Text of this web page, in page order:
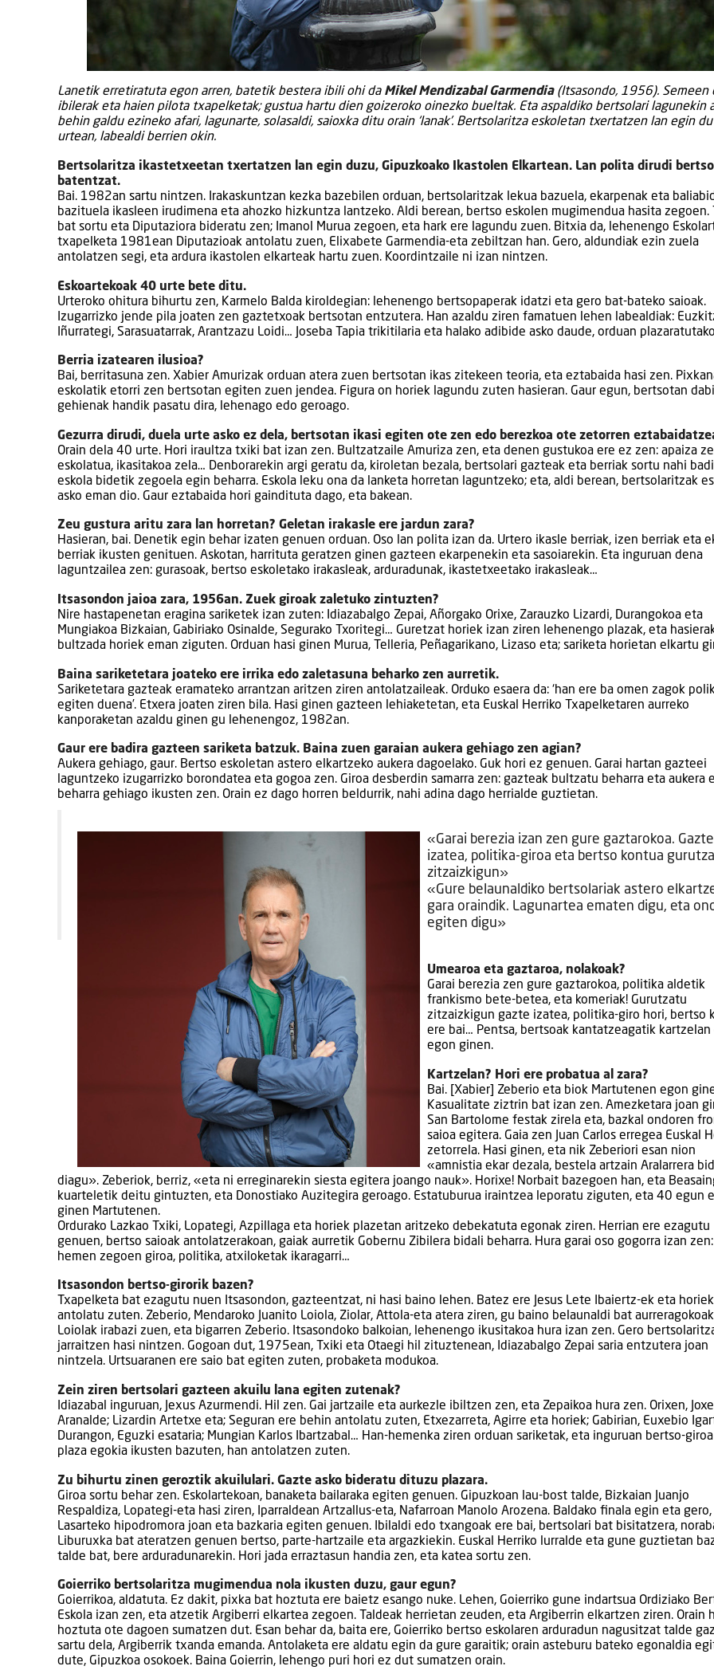
Lanetik erretiratuta egon arren, batetik bestera ibili ohi daMikel Mendizabal Garmendia(Itsasondo, 1956). Semeen
ibilerak eta haien pilota txapelketak; gustua hartu dien goizeroko oinezko bueltak. Eta aspaldiko bertsolari lagunekin
behin galdu ezineko afari, lagunarte, solasaldi, saioxka ditu orain ‘lanak’. Bertsolaritza eskoletan txertatzen lan egin
urtean, labealdi berrien okin.
Bertsolaritza ikastetxeetan txertatzen lan egin duzu, Gipuzkoako Ikastolen Elkartean. Lan polita dirudi
batentzat.
Bai. 1982an sartu nintzen. Irakaskuntzan kezka bazebilen orduan, bertsolaritzak lekua bazuela, ekarpenak eta
bazituela ikasleen irudimena eta ahozko hizkuntza lantzeko. Aldi berean, bertso eskolen mugimendua hasita zegoen.
bat sortu eta Diputaziora bideratu zen; Imanol Murua zegoen, eta hark ere lagundu zuen. Bitxia da, lehenengo
txapelketa 1981ean Diputazioak antolatu zuen, Elixabete Garmendia-eta zebiltzan han. Gero, aldundiak ezin zuela
antolatzen segi, eta ardura ikastolen elkarteak hartu zuen. Koordintzaile ni izan nintzen.
Eskoartekoak 40 urte bete ditu.
Urteroko ohitura bihurtu zen, Karmelo Balda kiroldegian: lehenengo bertsopaperak idatzi eta gero bat-bateko saioak.
Izugarrizko jende pila joaten zen gaztetxoak bertsotan entzutera. Han azaldu ziren famatuen lehen labealdiak:
Iñurrategi, Sarasuatarrak, Arantzazu Loidi… Joseba Tapia trikitilaria eta halako adibide asko daude, orduan
Berria izatearen ilusioa?
Bai, berritasuna zen. Xabier Amurizak orduan atera zuen bertsotan ikas zitekeen teoria, eta eztabaida hasi zen.
eskolatik etorri zen bertsotan egiten zuen jendea. Figura on horiek lagundu zuten hasieran. Gaur egun, bertsotan
gehienak handik pasatu dira, lehenago edo geroago.
Gezurra dirudi, duela urte asko ez dela, bertsotan ikasi egiten ote zen edo berezkoa ote zetorren
Orain dela 40 urte. Hori iraultza txiki bat izan zen. Bultzatzaile Amuriza zen, eta denen gustukoa ere ez zen: apaiza
eskolatua, ikasitakoa zela… Denborarekin argi geratu da, kiroletan bezala, bertsolari gazteak eta berriak sortu nahi
eskola bidetik zegoela egin beharra. Eskola leku ona da lanketa horretan laguntzeko; eta, aldi berean, bertsolaritzak
asko eman dio. Gaur eztabaida hori gaindituta dago, eta bakean.
Zeu gustura aritu zara lan horretan? Geletan irakasle ere jardun zara?
Hasieran, bai. Denetik egin behar izaten genuen orduan. Oso lan polita izan da. Urtero ikasle berriak, izen berriak eta
berriak ikusten genituen. Askotan, harrituta geratzen ginen gazteen ekarpenekin eta sasoiarekin. Eta inguruan dena
laguntzailea zen: gurasoak, bertso eskoletako irakasleak, arduradunak, ikastetxeetako irakasleak…
Itsasondon jaioa zara, 1956an. Zuek giroak zaletuko zintuzten?
Nire hastapenetan eragina sariketek izan zuten: Idiazabalgo Zepai, Añorgako Orixe, Zarauzko Lizardi, Durangokoa eta
Mungiakoa Bizkaian, Gabiriako Osinalde, Segurako Txoritegi… Guretzat horiek izan ziren lehenengo plazak, eta
bultzada horiek eman ziguten. Orduan hasi ginen Murua, Telleria, Peñagarikano, Lizaso eta; sariketa horietan elkartu
Baina sariketetara joateko ere irrika edo zaletasuna beharko zen aurretik.
Sariketetara gazteak eramateko arrantzan aritzen ziren antolatzaileak. Orduko esaera da: ‘han ere ba omen zagok
egiten duena’. Etxera joaten ziren bila. Hasi ginen gazteen lehiaketetan, eta Euskal Herriko Txapelketaren aurreko
kanporaketan azaldu ginen gu lehenengoz, 1982an.
Gaur ere badira gazteen sariketa batzuk. Baina zuen garaian aukera gehiago zen agian?
Aukera gehiago, gaur. Bertso eskoletan astero elkartzeko aukera dagoelako. Guk hori ez genuen. Garai hartan gazteei
laguntzeko izugarrizko borondatea eta gogoa zen. Giroa desberdin samarra zen: gazteak bultzatu beharra eta aukera
beharra gehiago ikusten zen. Orain ez dago horren beldurrik, nahi adina dago herrialde guztietan.
«Garai berezia izan zen gure gaztarokoa. Gazte
izatea, politika-giroa eta bertso kontua
zitzaizkigun»
«Gure belaunaldiko bertsolariak astero
gara oraindik. Lagunartea ematen digu, eta
egiten digu»
Umearoa eta gaztaroa, nolakoak?
Garai berezia zen gure gaztarokoa, politika aldetik
frankismo bete-betea, eta komeriak! Gurutzatu
zitzaizkigun gazte izatea, politika-giro hori, bertso
ere bai… Pentsa, bertsoak kantatzeagatik kartzelan
egon ginen.
Kartzelan? Hori ere probatua al zara?
Bai. [Xabier] Zeberio eta biok Martutenen egon
Kasualitate ziztrin bat izan zen. Amezketara joan
San Bartolome festak zirela eta, bazkal ondoren
saioa egitera. Gaia zen Juan Carlos erregea Euskal
zetorrela. Hasi ginen, eta nik Zeberiori esan nion
«amnistia ekar dezala, bestela artzain Aralarrera
diagu». Zeberiok, berriz, «eta ni erreginarekin siesta egitera joango nauk». Horixe! Norbait bazegoen han, eta
kuarteletik deitu gintuzten, eta Donostiako Auzitegira geroago. Estatuburua iraintzea leporatu ziguten, eta 40 egun
ginen Martutenen.
Ordurako Lazkao Txiki, Lopategi, Azpillaga eta horiek plazetan aritzeko debekatuta egonak ziren. Herrian ere ezagutu
genuen, bertso saioak antolatzerakoan, gaiak aurretik Gobernu Zibilera bidali beharra. Hura garai oso gogorra izan zen:
hemen zegoen giroa, politika, atxiloketak ikaragarri…
Itsasondon bertso-girorik bazen?
Txapelketa bat ezagutu nuen Itsasondon, gazteentzat, ni hasi baino lehen. Batez ere Jesus Lete Ibaiertz-ek eta horiek
antolatu zuten. Zeberio, Mendaroko Juanito Loiola, Ziolar, Attola-eta atera ziren, gu baino belaunaldi bat
Loiolak irabazi zuen, eta bigarren Zeberio. Itsasondoko balkoian, lehenengo ikusitakoa hura izan zen. Gero
jarraitzen hasi nintzen. Gogoan dut, 1975ean, Txiki eta Otaegi hil zituztenean, Idiazabalgo Zepai saria entzutera joan
nintzela. Urtsuaranen ere saio bat egiten zuten, probaketa modukoa.
Zein ziren bertsolari gazteen akuilu lana egiten zutenak?
Idiazabal inguruan, Jexus Azurmendi. Hil zen. Gai jartzaile eta aurkezle ibiltzen zen, eta Zepaikoa hura zen. Orixen,
Aranalde; Lizardin Artetxe eta; Seguran ere behin antolatu zuten, Etxezarreta, Agirre eta horiek; Gabirian, Euxebio
Durangon, Eguzki esataria; Mungian Karlos Ibartzabal… Han-hemenka ziren orduan sariketak, eta inguruan bertso-
plaza egokia ikusten bazuten, han antolatzen zuten.
Zu bihurtu zinen geroztik akuilulari. Gazte asko bideratu dituzu plazara.
Giroa sortu behar zen. Eskolartekoan, banaketa bailaraka egiten genuen. Gipuzkoan lau-bost talde, Bizkaian Juanjo
Respaldiza, Lopategi-eta hasi ziren, Iparraldean Artzallus-eta, Nafarroan Manolo Arozena. Baldako finala egin eta gero,
Lasarteko hipodromora joan eta bazkaria egiten genuen. Ibilaldi edo txangoak ere bai, bertsolari bat bisitatzera,
Liburuxka bat ateratzen genuen bertso, parte-hartzaile eta argazkiekin. Euskal Herriko lurralde eta gune guztietan
talde bat, bere arduradunarekin. Hori jada erraztasun handia zen, eta katea sortu zen.
Goierriko bertsolaritza mugimendua nola ikusten duzu, gaur egun?
Goierrikoa, aldatuta. Ez dakit, pixka bat hoztuta ere baietz esango nuke. Lehen, Goierriko gune indartsua Ordiziako
Eskola izan zen, eta atzetik Argiberri elkartea zegoen. Taldeak herrietan zeuden, eta Argiberrin elkartzen ziren. Orain
hoztuta ote dagoen sumatzen dut. Esan behar da, baita ere, Goierriko bertso eskolaren arduradun nagusitzat talde
sartu dela, Argiberrik txanda emanda. Antolaketa ere aldatu egin da gure garaitik; orain asteburu bateko egonaldia
dute, Gipuzkoa osokoek. Baina Goierrin, lehengo puri hori ez dut sumatzen orain.